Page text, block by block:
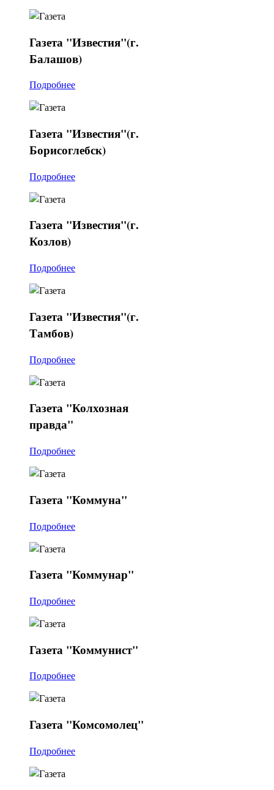
Газета "Известия"(г.
Балашов)
Подробнее
Газета "Известия"(г.
Борисоглебск)
Подробнее
Газета "Известия"(г.
Козлов)
Подробнее
Газета "Известия"(г.
Тамбов)
Подробнее
Газета "Колхозная
правда"
Подробнее
Газета "Коммуна"
Подробнее
Газета "Коммунар"
Подробнее
Газета "Коммунист"
Подробнее
Газета "Комсомолец"
Подробнее